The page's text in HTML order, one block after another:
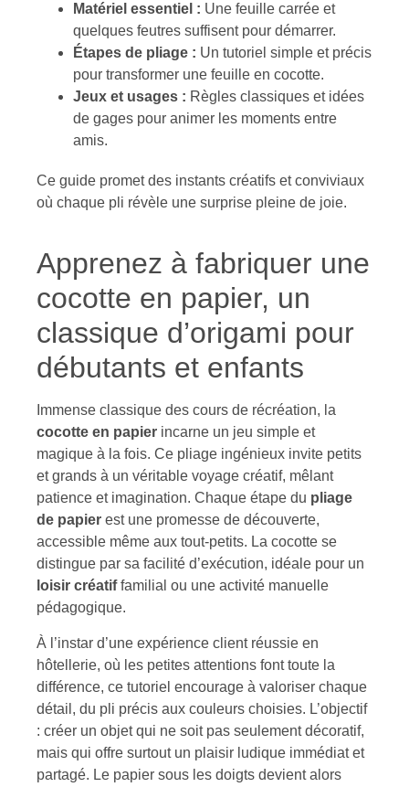
Matériel essentiel : Une feuille carrée et
quelques feutres suffisent pour démarrer.
Étapes de pliage : Un tutoriel simple et précis
pour transformer une feuille en cocotte.
Jeux et usages : Règles classiques et idées
de gages pour animer les moments entre
amis.
Ce guide promet des instants créatifs et conviviaux
où chaque pli révèle une surprise pleine de joie.
Apprenez à fabriquer une
cocotte en papier, un
classique d’origami pour
débutants et enfants
Immense classique des cours de récréation, la
cocotte en papier incarne un jeu simple et
magique à la fois. Ce pliage ingénieux invite petits
et grands à un véritable voyage créatif, mêlant
patience et imagination. Chaque étape du pliage
de papier est une promesse de découverte,
accessible même aux tout-petits. La cocotte se
distingue par sa facilité d’exécution, idéale pour un
loisir créatiffamilial ou une activité manuelle
pédagogique.
À l’instar d’une expérience client réussie en
hôtellerie, où les petites attentions font toute la
différence, ce tutoriel encourage à valoriser chaque
détail, du pli précis aux couleurs choisies. L’objectif
: créer un objet qui ne soit pas seulement décoratif,
mais qui offre surtout un plaisir ludique immédiat et
partagé. Le papier sous les doigts devient alors